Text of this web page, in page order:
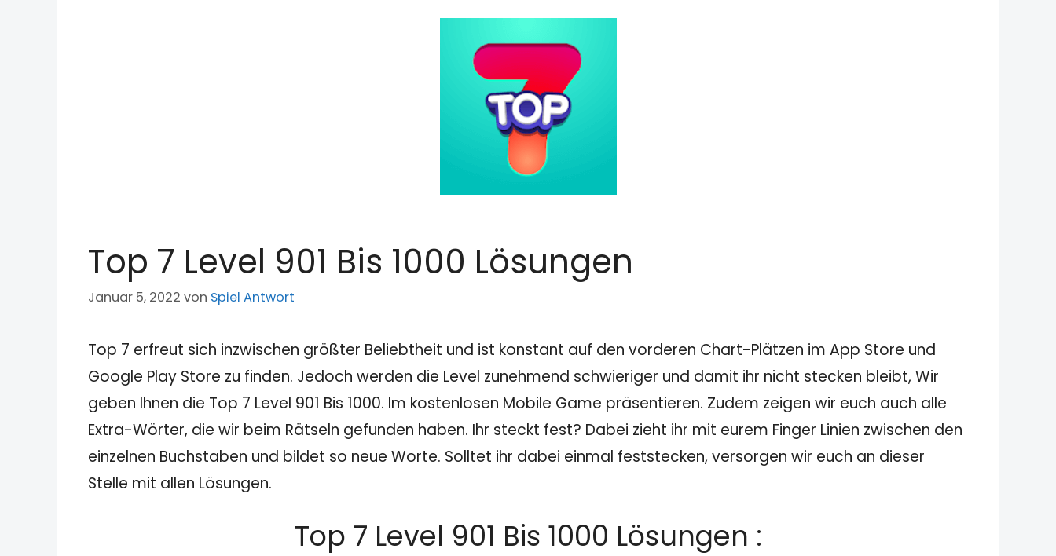
Top 7 Level 901 Bis 1000 Lösungen
Januar 5, 2022 von Spiel Antwort
Top 7 erfreut sich inzwischen größter Beliebtheit und ist konstant auf den vorderen Chart-Plätzen im App Store und
Google Play Store zu finden. Jedoch werden die Level zunehmend schwieriger und damit ihr nicht stecken bleibt, Wir
geben Ihnen die Top 7 Level 901 Bis 1000. Im kostenlosen Mobile Game präsentieren. Zudem zeigen wir euch auch alle
Extra-Wörter, die wir beim Rätseln gefunden haben. Ihr steckt fest? Dabei zieht ihr mit eurem Finger Linien zwischen den
einzelnen Buchstaben und bildet so neue Worte. Solltet ihr dabei einmal feststecken, versorgen wir euch an dieser
Stelle mit allen Lösungen.
Top 7 Level 901 Bis 1000 Lösungen :